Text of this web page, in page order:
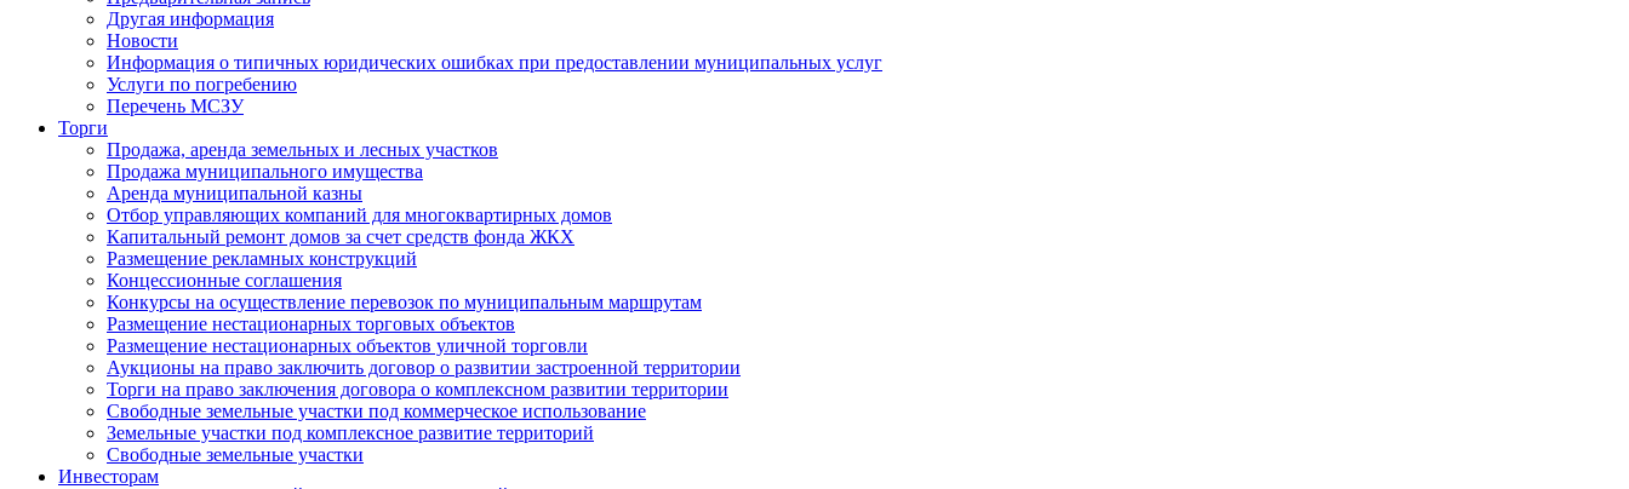
Другая информация
Новости
Информация о типичных юридических ошибках при предоставлении муниципальных услуг
Услуги по погребению
Перечень МСЗУ
Торги
Продажа, аренда земельных и лесных участков
Продажа муниципального имущества
Аренда муниципальной казны
Отбор управляющих компаний для многоквартирных домов
Капитальный ремонт домов за счет средств фонда ЖКХ
Размещение рекламных конструкций
Концессионные соглашения
Конкурсы на осуществление перевозок по муниципальным маршрутам
Размещение нестационарных торговых объектов
Размещение нестационарных объектов уличной торговли
Аукционы на право заключить договор о развитии застроенной территории
Торги на право заключения договора о комплексном развитии территории
Свободные земельные участки под коммерческое использование
Земельные участки под комплексное развитие территорий
Свободные земельные участки
Инвесторам